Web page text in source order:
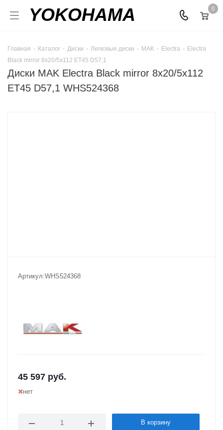
YOKOHAMA 0
Главная - Каталог - Диски - Легковые диски - MAK - Electra - Electra
Black mirror 8x20/5x112 ET45 D57,1
Диски MAK Electra Black mirror 8x20/5x112
ET45 D57,1 WHS524368
Артикул:WHS524368
45 597 руб.
нет
В корзину